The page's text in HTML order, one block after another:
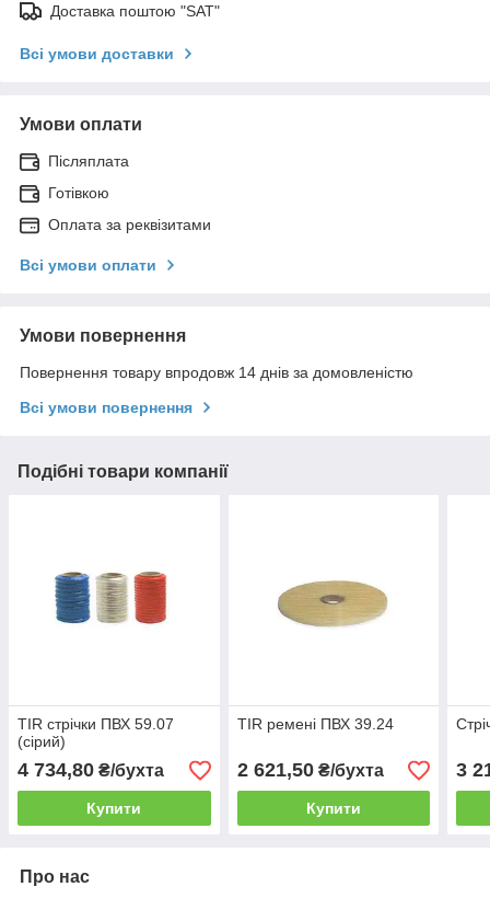
Доставка поштою "SAT"
Всі умови доставки
Умови оплати
Післяплата
Готівкою
Оплата за реквізитами
Всі умови оплати
Умови повернення
Повернення товару впродовж 14 днів за домовленістю
Всі умови повернення
Подібні товари компанії
TIR стрічки ПВХ 59.07
(сірий)
4 734,80 ₴/бухта
Купити
TIR ремені ПВХ 39.24
2 621,50₴/бухта
Купити
3
Про нас